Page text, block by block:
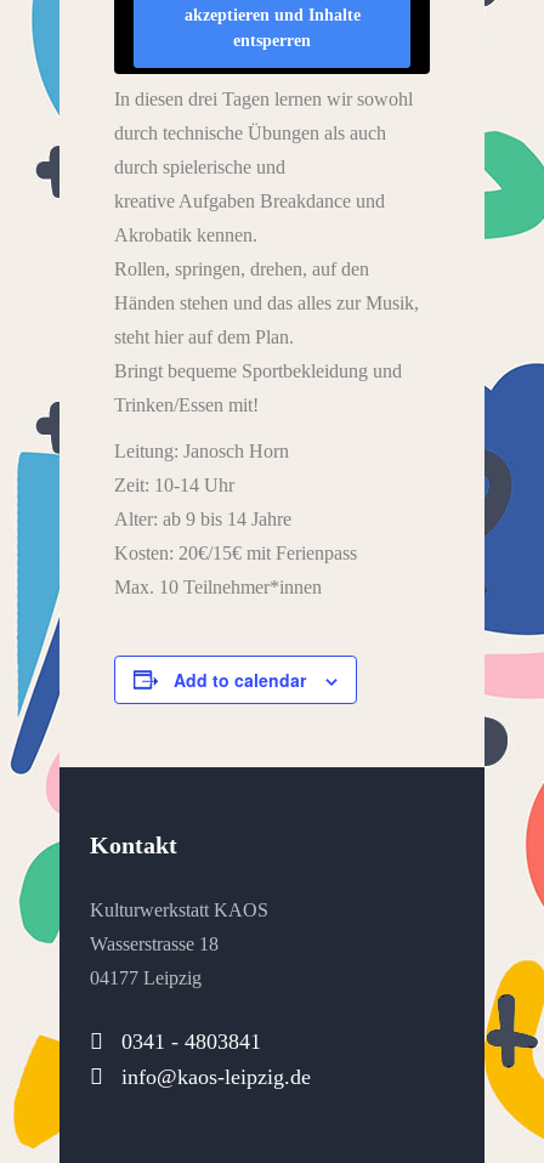
akzeptieren und Inhalte
entsperren
In diesen drei Tagen lernen wir sowohl
durch technische Übungen als auch
durch spielerische und
kreative Aufgaben Breakdance und
Akrobatik kennen.
Rollen, springen, drehen, auf den
Händen stehen und das alles zur Musik,
steht hier auf dem Plan.
Bringt bequeme Sportbekleidung und
Trinken/Essen mit!
Leitung: Janosch Horn
Zeit: 10-14 Uhr
Alter: ab 9 bis 14 Jahre
Kosten: 20€/15€ mit Ferienpass
Max. 10 Teilnehmer*innen
Add to calendar
Kontakt
Kulturwerkstatt KAOS
Wasserstrasse 18
04177 Leipzig
0341 - 4803841
info@kaos-leipzig.de